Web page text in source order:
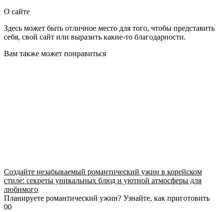
О сайте
Здесь может быть отличное место для того, чтобы представить
себя, свой сайт или выразить какие-то благодарности.
Вам также может понравиться
Создайте незабываемый романтический ужин в корейском
стиле: секреты уникальных блюд и уютной атмосферы для
любимого
Планируете романтический ужин? Узнайте, как приготовить
00